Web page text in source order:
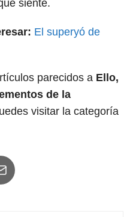
siente.
El superyó de
parecidos a Ello,
de la
visitar la categoría